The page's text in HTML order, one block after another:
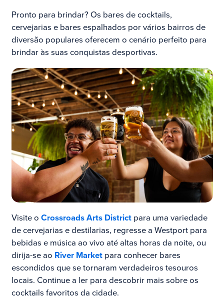
Pronto para brindar? Os bares de cocktails,
cervejarias e bares espalhados por vários bairros de
diversão populares oferecem o cenário perfeito para
brindar às suas conquistas desportivas.
Visite o Crossroads Arts Districtpara uma variedade
de cervejarias e destilarias, regresse a Westport para
bebidas e música ao vivo até altas horas da noite, ou
dirija-se ao River Marketpara conhecer bares
escondidos que se tornaram verdadeiros tesouros
locais. Continue a ler para descobrir mais sobre os
cocktails favoritos da cidade.